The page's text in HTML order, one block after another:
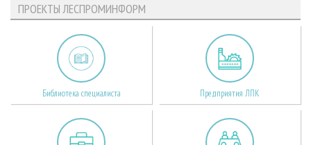
ПРОЕКТЫ ЛЕСПРОМИНФОРМ
Библиотека специалиста Предприятия ЛПК